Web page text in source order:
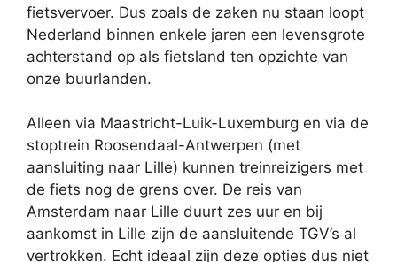
fietsvervoer. Dus zoals de zaken nu staan loopt
Nederland binnen enkele jaren een levensgrote
achterstand op als fietsland ten opzichte van
onze buurlanden.
Alleen via Maastricht-Luik-Luxemburg en via de
stoptrein Roosendaal-Antwerpen (met
aansluiting naar Lille) kunnen treinreizigers met
de fiets nog de grens over. De reis van
Amsterdam naar Lille duurt zes uur en bij
aankomst in Lille zijn de aansluitende TGV’s al
vertrokken. Echt ideaal zijn deze opties dus niet